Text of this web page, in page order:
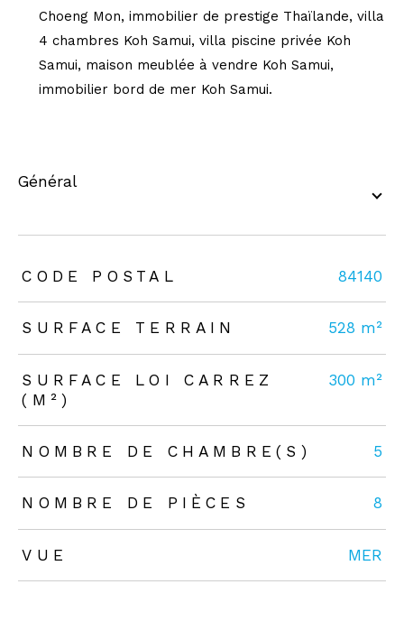
Choeng Mon, immobilier de prestige Thaïlande, villa
4 chambres Koh Samui, villa piscine privée Koh
Samui, maison meublée à vendre Koh Samui,
immobilier bord de mer Koh Samui.
général
TRAD_ZEPHYR_Caracteristique TRAD_ZEPHYR_Valeurs
CODE POSTAL 84140
SURFACE TERRAIN 528 m²
SURFACE LOI CARREZ
(M²)
300 m²
NOMBRE DE CHAMBRE(S) 5
NOMBRE DE PIÈCES 8
VUE MER